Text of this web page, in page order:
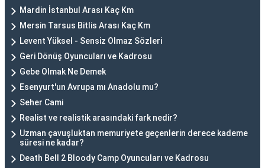
Mardin İstanbul Arası Kaç Km
Mersin Tarsus Bitlis Arası Kaç Km
Levent Yüksel - Sensiz Olmaz Sözleri
Geri Dönüş Oyuncuları ve Kadrosu
Gebe Olmak Ne Demek
Esenyurt'un Avrupa mı Anadolu mu?
Seher Cami
Realist ve realistik arasındaki fark nedir?
Uzman çavuşluktan memuriyete geçenlerin derece kademe
süresi ne kadar?
Death Bell 2 Bloody Camp Oyuncuları ve Kadrosu